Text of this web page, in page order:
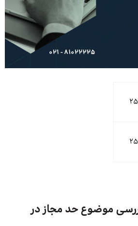
دوشنبه 25
دوشنبه 25
موضوع حد مجاز در